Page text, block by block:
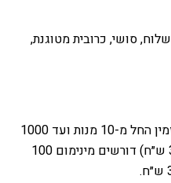
סושי, כרובית מטוגנת,
החל מ-10 מנות ועד 1000
מנות. תפריטי הפרימיום (170 ו-300 ש״ח) דורשים מינימום 100